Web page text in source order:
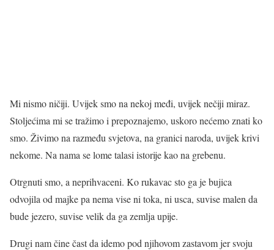
Mi nismo ničiji. Uvijek smo na nekoj međi, uvijek nečiji miraz.
Stoljećima mi se tražimo i prepoznajemo, uskoro nećemo znati ko
smo. Živimo na razmeđu svjetova, na granici naroda, uvijek krivi
nekome. Na nama se lome talasi istorije kao na grebenu.
Otrgnuti smo, a neprihvaceni. Ko rukavac sto ga je bujica
odvojila od majke pa nema vise ni toka, ni usca, suvise malen da
bude jezero, suvise velik da ga zemlja upije.
Drugi nam čine čast da idemo pod njihovom zastavom jer svoju